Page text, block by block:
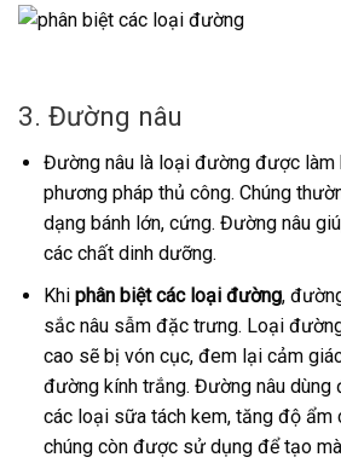
3. Đường nâu
Đường nâu là loại đường được làm
phương pháp thủ công. Chúng
dạng bánh lớn, cứng. Đường nâu
các chất dinh dưỡng.
Khi phân biệt các loại đường,
sắc nâu sẫm đặc trưng. Loại
cao sẽ bị vón cục, đem lại cảm
đường kính trắng. Đường nâu dùng
các loại sữa tách kem, tăng độ ẩm
chúng còn được sử dụng để tạo